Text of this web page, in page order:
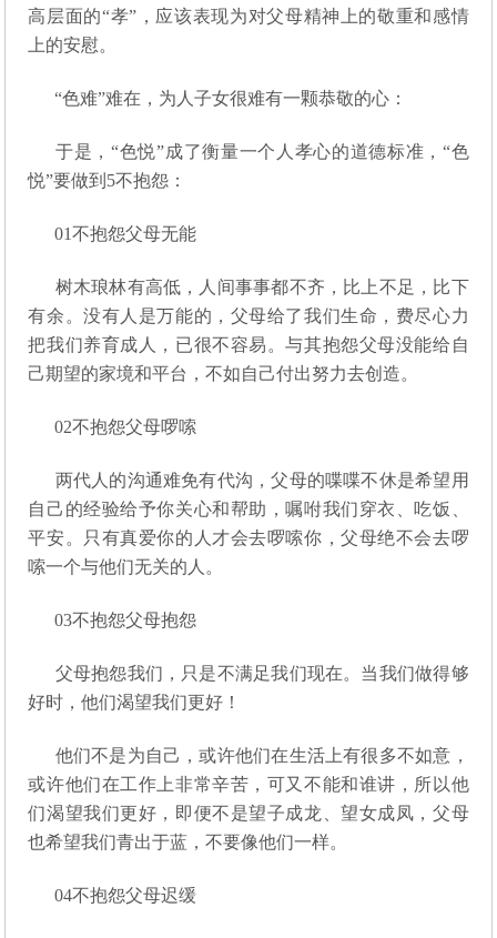
高层面的“孝”，应该表现为对父母精神上的敬重和感情
上的安慰。
“色难”难在，为人子女很难有一颗恭敬的心：
于是，“色悦”成了衡量一个人孝心的道德标准，“色
悦”要做到5不抱怨：
01不抱怨父母无能
树木琅林有高低，人间事事都不齐，比上不足，比下
有余。没有人是万能的，父母给了我们生命，费尽心力
把我们养育成人，已很不容易。与其抱怨父母没能给自
己期望的家境和平台，不如自己付出努力去创造。
02不抱怨父母啰嗦
两代人的沟通难免有代沟，父母的喋喋不休是希望用
自己的经验给予你关心和帮助，嘱咐我们穿衣、吃饭、
平安。只有真爱你的人才会去啰嗦你，父母绝不会去啰
嗦一个与他们无关的人。
03不抱怨父母抱怨
父母抱怨我们，只是不满足我们现在。当我们做得够
好时，他们渴望我们更好！
他们不是为自己，或许他们在生活上有很多不如意，
或许他们在工作上非常辛苦，可又不能和谁讲，所以他
们渴望我们更好，即便不是望子成龙、望女成凤，父母
也希望我们青出于蓝，不要像他们一样。
04不抱怨父母迟缓